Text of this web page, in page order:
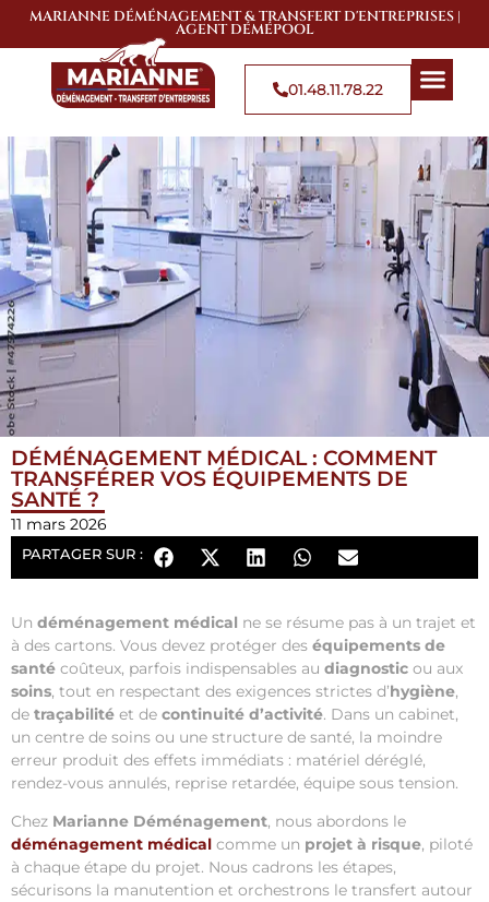
MARIANNE DÉMÉNAGEMENT & TRANSFERT D'ENTREPRISES |
AGENT DÉMÉPOOL
01.48.11.78.22
DÉMÉNAGEMENT MÉDICAL : COMMENT
TRANSFÉRER VOS ÉQUIPEMENTS DE
SANTÉ ?
11 mars 2026
PARTAGER SUR :
Un déménagement médical ne se résume pas à un trajet et
à des cartons. Vous devez protéger des équipements de
santé coûteux, parfois indispensables au diagnostic ou aux
soins, tout en respectant des exigences strictes d’hygiène,
de traçabilité et de continuité d’activité. Dans un cabinet,
un centre de soins ou une structure de santé, la moindre
erreur produit des effets immédiats : matériel déréglé,
rendez-vous annulés, reprise retardée, équipe sous tension.
Chez Marianne Déménagement, nous abordons le
déménagement médical comme un projet à risque, piloté
à chaque étape du projet. Nous cadrons les étapes,
sécurisons la manutention et orchestrons le transfert autour